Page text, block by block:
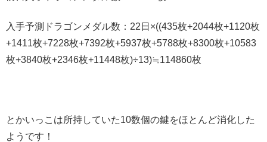
入手予測ドラゴンメダル数：22日×((435枚+2044枚+1120枚
+1411枚+7228枚+7392枚+5937枚+5788枚+8300枚+10583
枚+3840枚+2346枚+11448枚)÷13)≒114860枚
とかいっこは所持していた10数個の鍵をほとんど消化した
ようです！